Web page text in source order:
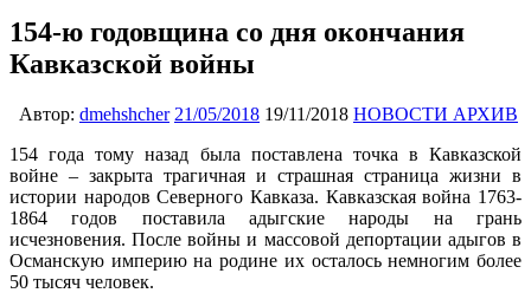
154-ю годовщина со дня окончания
Кавказской войны
Автор: dmehshcher 21/05/2018 19/11/2018 НОВОСТИ АРХИВ
154 года тому назад была поставлена точка в Кавказской
войне – закрыта трагичная и страшная страница жизни в
истории народов Северного Кавказа. Кавказская война 1763-
1864 годов поставила адыгские народы на грань
исчезновения. После войны и массовой депортации адыгов в
Османскую империю на родине их осталось немногим более
50 тысяч человек.